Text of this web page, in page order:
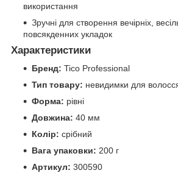
використання
Зручні для створення вечірніх,
повсякденних укладок
Характеристики
Бренд: Tico Professional
Тип товару: невидимки для
Форма: рівні
Довжина: 40 мм
Колір: срібний
Вага упаковки: 200 г
Артикул: 300590